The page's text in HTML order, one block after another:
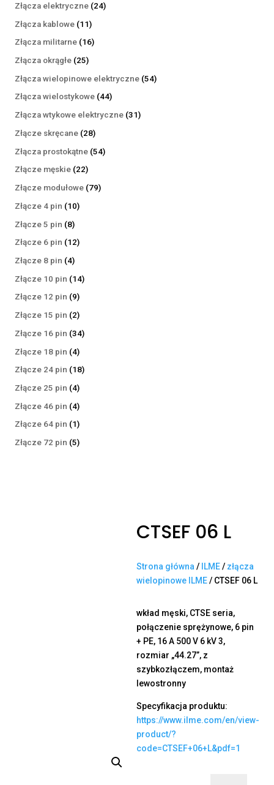
Złącza elektryczne 2424
Złącza kablowe 1111
produktów
Złącza militarne 1616
Złącza okrągłe 2525
produktów
Złącza wielopinowe elektryczne 5454
Złącza wielostykowe 4444
produkty
Złącza wtykowe elektryczne 3131
Złącze skręcane 2828
produktów
Złącza prostokątne 5454
Złącze męskie 2222
produkty
Złącze modułowe 7979
Złącze 4 pin 1010
Złącze 5 pin 88
produktów
Złącze 6 pin 1212
Złącze 8 pin 44
produkty
Złącze 10 pin 1414
Złącze 12 pin 99
produktów
Złącze 15 pin 22
produkty
Złącze 16 pin 3434
Złącze 18 pin 44
produkty
Złącze 24 pin 1818
Złącze 25 pin 44
produkty
Złącze 46 pin 44
produkty
Złącze 64 pin 11
produkt
Złącze 72 pin 55
CTSEF 06 L
Strona główna / ILME/ złącza
wielopinowe ILME/ CTSEF 06 L
wkład męski, CTSE seria,
połączenie sprężynowe, 6 pin
+ PE, 16 A 500 V 6 kV 3,
rozmiar „44.27”, z
szybkozłączem, montaż
lewostronny
Specyfikacja produktu:
https://www.ilme.com/en/view-
product/?
code=CTSEF+06+L&pdf=1